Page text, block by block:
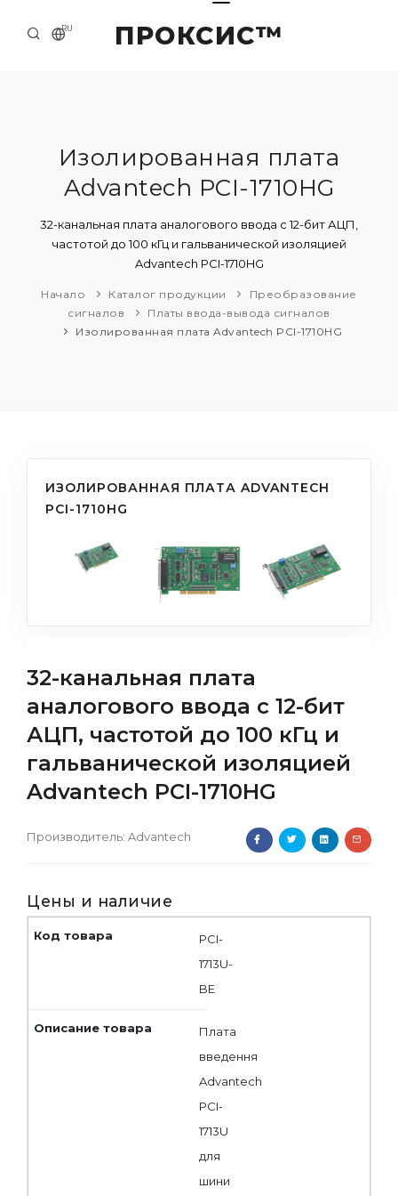
ПРОКСИС™
RU
О КОМПАНИИ
ПРИМЕРЫ И РЕШЕНИЯ
КАТАЛОГ ПРОДУКЦИИ
Изолированная плата
Advantech PCI-1710HG
32-канальная плата аналогового ввода с 12-бит АЦП,
частотой до 100 кГц и гальванической изоляцией
Advantech PCI-1710HG
Начало Каталог продукции
Преобразование
сигналов
Платы ввода-вывода сигналов
Изолированная плата Advantech PCI-1710HG
ИЗОЛИРОВАННАЯ ПЛАТА ADVANTECH
PCI-1710HG
32-канальная плата
аналогового ввода с 12-бит
АЦП, частотой до 100 кГц и
гальванической изоляцией
Advantech PCI-1710HG
Производитель: Advantech
Цены и наличие
PCI-
1713U-
BE
Плата
введення
Advantech
PCI-
1713U
для
шини